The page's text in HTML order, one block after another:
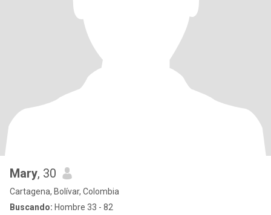
Mary, 30
Cartagena, Bolívar, Colombia
Buscando: Hombre 33 - 82